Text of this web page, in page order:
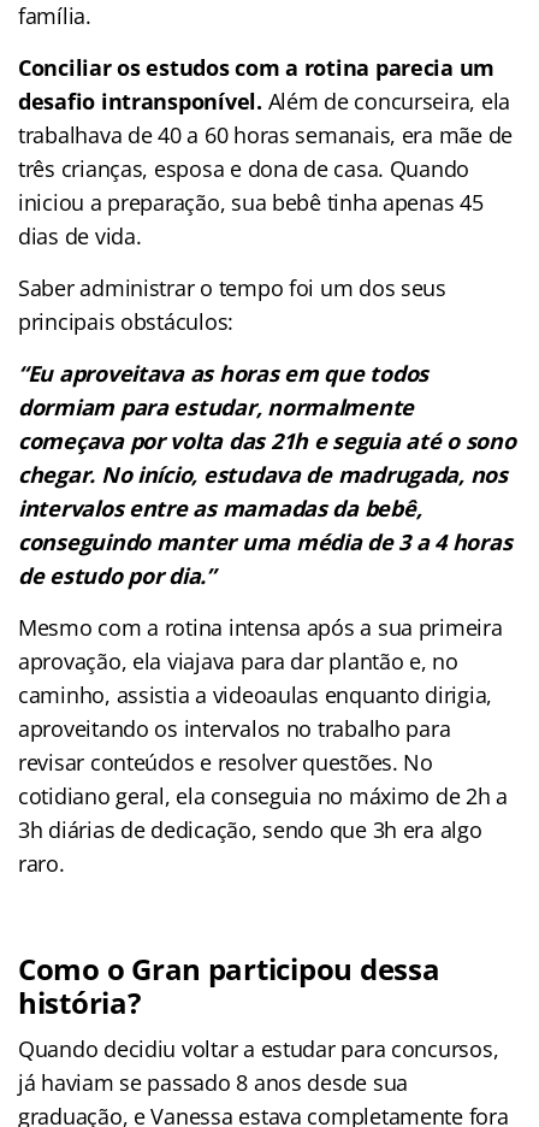
família.
Conciliar os estudos com a rotina parecia um
desafio intransponível. Além de concurseira, ela
trabalhava de 40 a 60 horas semanais, era mãe de
três crianças, esposa e dona de casa. Quando
iniciou a preparação, sua bebê tinha apenas 45
dias de vida.
Saber administrar o tempo foi um dos seus
principais obstáculos:
“Eu aproveitava as horas em que todos
dormiam para estudar, normalmente
começava por volta das 21h e seguia até o sono
chegar. No início, estudava de madrugada, nos
intervalos entre as mamadas da bebê,
conseguindo manter uma média de 3 a 4 horas
de estudo por dia.”
Mesmo com a rotina intensa após a sua primeira
aprovação, ela viajava para dar plantão e, no
caminho, assistia a videoaulas enquanto dirigia,
aproveitando os intervalos no trabalho para
revisar conteúdos e resolver questões. No
cotidiano geral, ela conseguia no máximo de 2h a
3h diárias de dedicação, sendo que 3h era algo
raro.
Como o Gran participou dessa
história?
Quando decidiu voltar a estudar para concursos,
já haviam se passado 8 anos desde sua
graduação, e Vanessa estava completamente fora